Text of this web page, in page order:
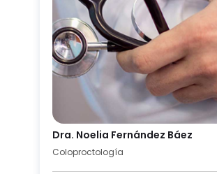
Dra. Noelia Fernández Báez
Coloproctología